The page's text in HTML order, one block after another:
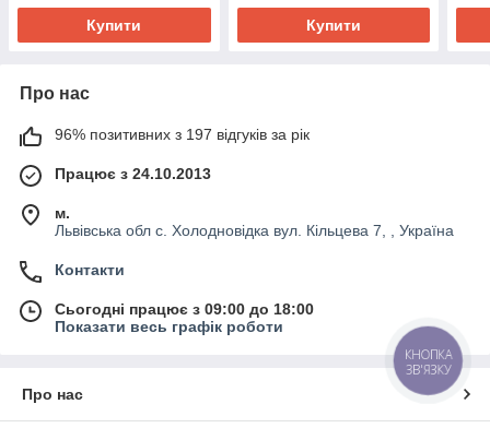
Купити Купити
Про нас
96% позитивних з 197 відгуків за рік
Працює з 24.10.2013
м.
Львівська обл с. Холодновідка вул. Кільцева 7, , Україна
Контакти
Сьогодні працює з 09:00 до 18:00
Показати весь графік роботи
Про нас
КНОПКА
ЗВ'ЯЗКУ